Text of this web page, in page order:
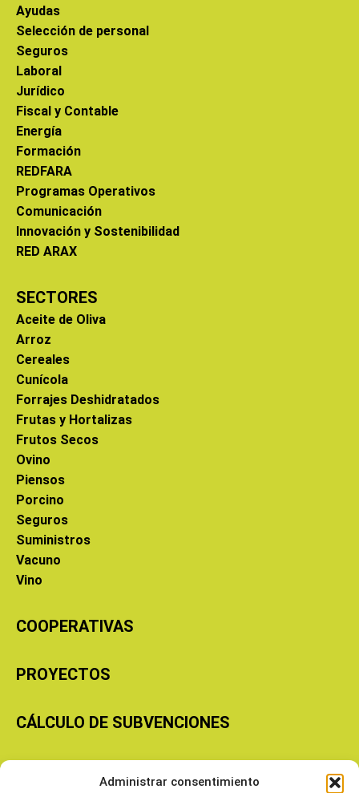
Administrar consentimiento
Ayudas
Selección de personal
Seguros
Laboral
Jurídico
Fiscal y Contable
Energía
Formación
REDFARA
Programas Operativos
Comunicación
Innovación y Sostenibilidad
RED ARAX
SECTORES
Aceite de Oliva
Arroz
Cereales
Cunícola
Forrajes Deshidratados
Frutas y Hortalizas
Frutos Secos
Ovino
Piensos
Porcino
Seguros
Suministros
Vacuno
Vino
COOPERATIVAS
PROYECTOS
CÁLCULO DE SUBVENCIONES